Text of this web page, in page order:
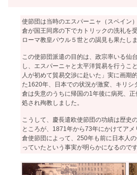
使節団は当時のエスパーニャ（スペイン
倉が国王同席の下でカトリックの洗礼を
ローマ教皇パウル５世との謁見も果たしま
この使節団派遣の目的は、政宗率いる仙
し、エスパーニャと太平洋貿易を行うこ
人が初めて貿易交渉に赴いた」実に画期
た1620年、日本での状況が激変、キリシ
倉は失意のうちに帰国の1年後に病死、
処され殉教しました。
こうして、慶長遣欧使節団の功績は歴史
ところが、1871年から73年にかけてア
倉使節団によって、250年も前に日本人
っていたという事実が明らかになるのです